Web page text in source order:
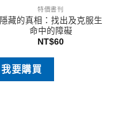
特價書刊
隱藏的真相：找出及克服生
命中的障礙
NT$60
我要購買